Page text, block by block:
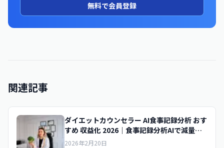
無料で会員登録
関連記事
ダイエットカウンセラー AI食事記録分析 おす
すめ 収益化 2026｜食事記録分析AIで減量指
導を収益化
2026年2月20日